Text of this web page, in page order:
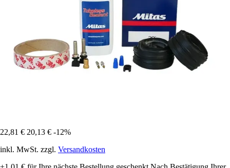
22,81 € 20,13 € -12%
inkl. MwSt. zzgl. Versandkosten